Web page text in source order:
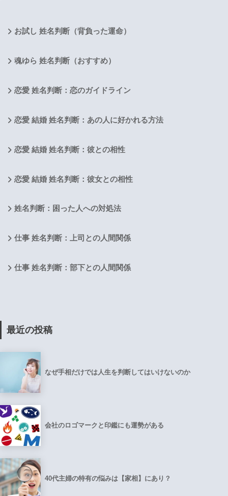
お試し 姓名判断（背負った運命）
魂ゆら 姓名判断（おすすめ）
恋愛 姓名判断：恋のガイドライン
恋愛 結婚 姓名判断：あの人に好かれる方法
恋愛 結婚 姓名判断：彼との相性
恋愛 結婚 姓名判断：彼女との相性
姓名判断：困った人への対処法
仕事 姓名判断：上司との人間関係
仕事 姓名判断：部下との人間関係
最近の投稿
なぜ手相だけでは人生を判断してはいけないのか
会社のロゴマークと印鑑にも運勢がある
40代主婦の特有の悩みは【家相】にあり？